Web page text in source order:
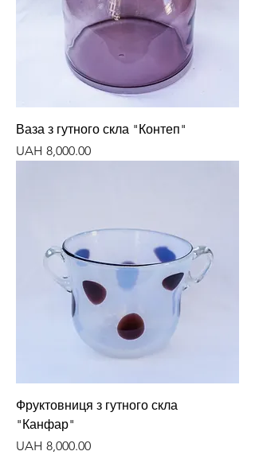
Ваза з гутного скла "Контеп"
Price
UAH 8,000.00
Фруктовниця з гутного скла
"Канфар"
Price
UAH 8,000.00